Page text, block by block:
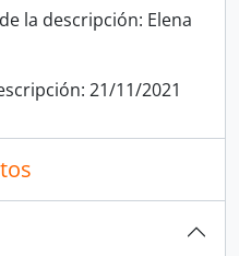
la descripción: Elena
21/11/2021